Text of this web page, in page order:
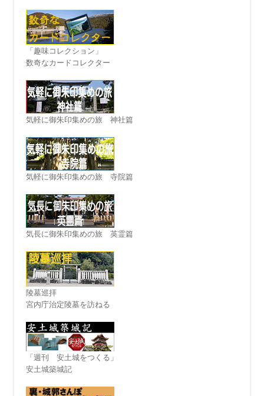
「趣味コレクション」
数奇なカードコレクター
気軽に御朱印集めの旅 神社篇
気軽に御朱印集めの旅 寺院篇
気長に御朱印集めの旅 英霊篇
陵墓巡拝
宮内庁治定陵墓を訪ねる
「週刊 安土城をつくる」
安土城築城記